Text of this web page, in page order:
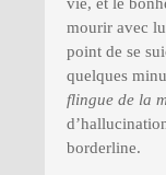
mourir avec
point de se
quelques
flingue de la
borderline.